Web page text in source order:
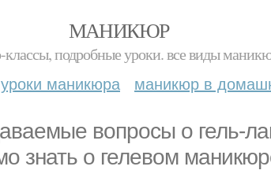
МАНИКЮР
подробные уроки. все виды
уроки маникюра маникюр в
вопросы о гель-
знать о гелевом